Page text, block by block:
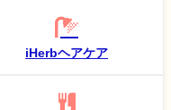
iHerbヘアケア